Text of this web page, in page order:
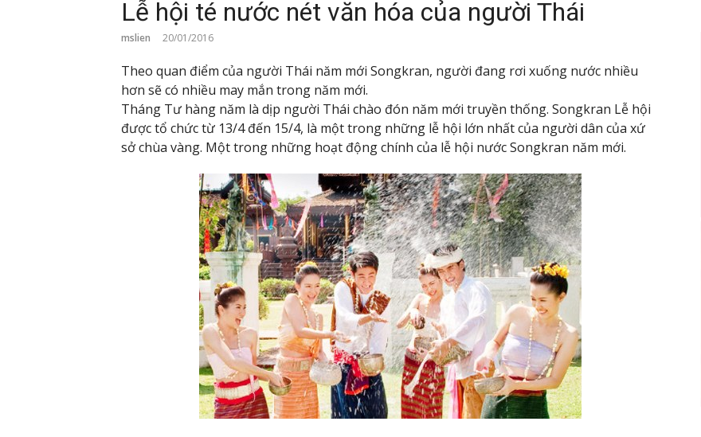
Lễ hội té nước nét văn hóa của người Thái
mslien 20/01/2016
Theo quan điểm của người Thái năm mới Songkran, người đang rơi xuống nước nhiều
hơn sẽ có nhiều may mắn trong năm mới.
Tháng Tư hàng năm là dịp người Thái chào đón năm mới truyền thống. Songkran Lễ hội
được tổ chức từ 13/4 đến 15/4, là một trong những lễ hội lớn nhất của người dân của xứ
sở chùa vàng. Một trong những hoạt động chính của lễ hội nước Songkran năm mới.